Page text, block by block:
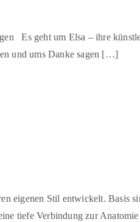
Es geht um Elsa – ihre
und ums Danke sagen […]
eigenen Stil entwickelt. Basis
tiefe Verbindung zur